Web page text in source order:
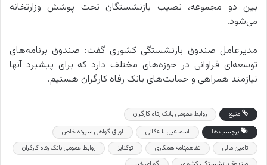
بین دو مجموعه، نصیب بازنشستگان تحت پوشش وزارتخانه
می‌شود.
مدیرعامل صندوق بازنشستگی کشوری گفت: صندوق برنامه‌های
توسعه‌ای فراوانی در حوزه‌های مختلف دارد که برای پیشبرد آنها
نیازمند همراهی و حمایت‌های بانک رفاه کارگران هستیم.
منبع
روابط عمومی بانک رفاه کارگران
برچسب ها
اسماعیل للـه‌گانی
اوراق گواهی سپرده خاص
تامین مالی
تفاهم‌نامه همکاری توکنایز
روابط عمومی بانک رفاه کارگران